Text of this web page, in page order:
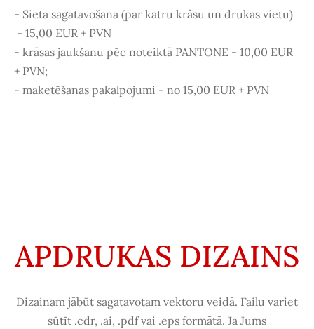
- Sieta sagatavošana (par katru krāsu un drukas vietu)
- 15,00 EUR + PVN
- krāsas jaukšanu pēc noteiktā PANTONE - 10,00 EUR
+ PVN;
- maketēšanas pakalpojumi - no 15,00 EUR + PVN
APDRUKAS DIZAINS
Dizainam jābūt sagatavotam vektoru veidā. Failu variet
sūtīt .cdr, .ai, .pdf vai .eps formātā. Ja Jums